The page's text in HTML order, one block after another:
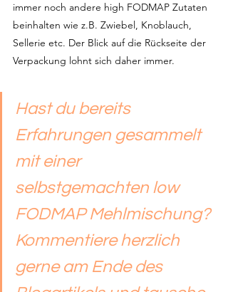
immer noch andere high FODMAP Zutaten
beinhalten wie z.B. Zwiebel, Knoblauch,
Sellerie etc. Der Blick auf die Rückseite der
Verpackung lohnt sich daher immer.
Hast du bereits
Erfahrungen gesammelt
mit einer
selbstgemachten low
FODMAP Mehlmischung?
Kommentiere herzlich
gerne am Ende des